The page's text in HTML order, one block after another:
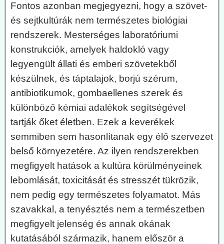
Fontos azonban megjegyezni, hogy a szövet-
és sejtkultúrák nem természetes biológiai
rendszerek. Mesterséges laboratóriumi
konstrukciók, amelyek haldokló vagy
legyengült állati és emberi szövetekből
készülnek, és táptalajok, borjú szérum,
antibiotikumok, gombaellenes szerek és
különböző kémiai adalékok segítségével
tartják őket életben. Ezek a keverékek
semmiben sem hasonlítanak egy élő szervezet
belső környezetére. Az ilyen rendszerekben
megfigyelt hatások a kultúra körülményeinek
lebomlását, toxicitását és stresszét tükrözik,
nem pedig egy természetes folyamatot. Más
szavakkal, a tenyésztés nem a természetben
megfigyelt jelenség és annak okának
kutatásából származik, hanem először a